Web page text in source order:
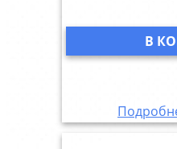
В